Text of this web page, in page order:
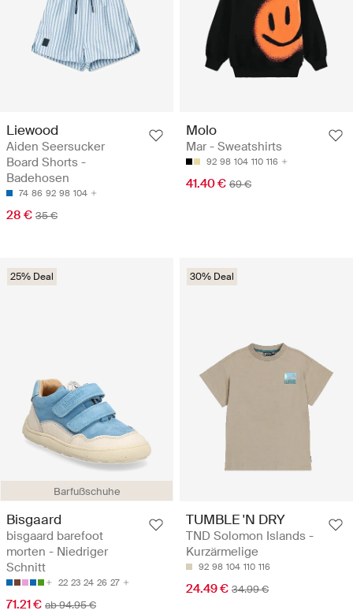
Liewood
Aiden Seersucker
Board Shorts -
Badehosen
74 86 92 98 104
28 € 35 €
Molo
Mar - Sweatshirts
92 98 104 110 116
41.40 € 69 €
Barfußschuhe
25% Deal
Bisgaard
bisgaard barefoot
morten - Niedriger
Schnitt
22 23 24 26 27
71.21 € ab 94.95 €
30% Deal
TUMBLE 'N DRY
TND Solomon Islands -
Kurzärmelige
92 98 104 110 116
24.49 € 34.99 €